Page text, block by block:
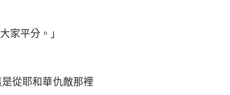
家平分。」
從耶和華仇敵那裡